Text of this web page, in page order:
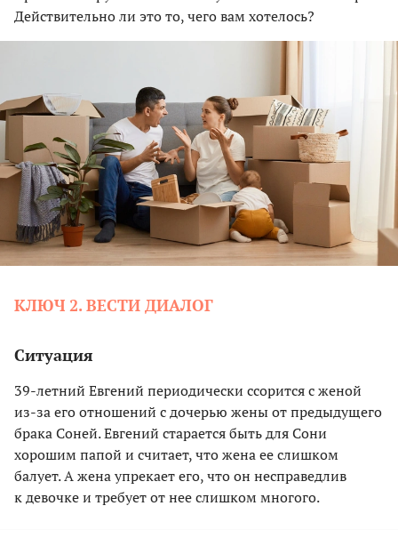
Действительно ли это то, чего вам хотелось?
КЛЮЧ 2. ВЕСТИ ДИАЛОГ
Ситуация
39-летний Евгений периодически ссорится с женой
из-за его отношений с дочерью жены от предыдущего
брака Соней. Евгений старается быть для Сони
хорошим папой и считает, что жена ее слишком
балует. А жена упрекает его, что он несправедлив
к девочке и требует от нее слишком многого.